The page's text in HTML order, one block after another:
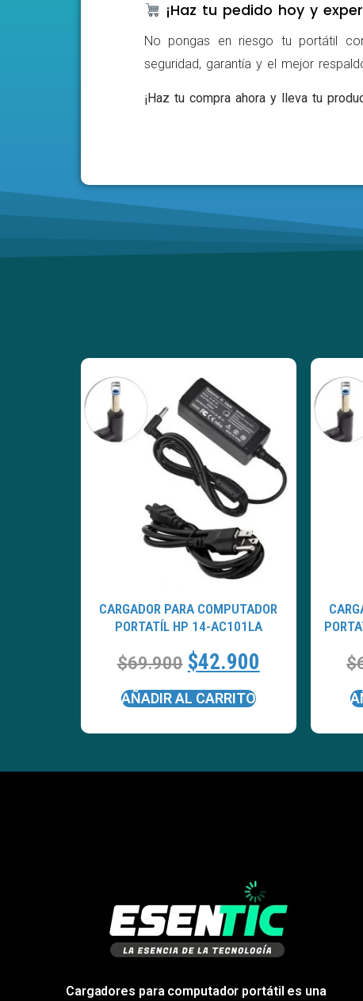
¡Haz tu pedido hoy y
No pongas en riesgo tu portátil
seguridad, garantía y el mejor
¡Haz tu compra ahora y lleva tu
CARGADOR PARA COMPUTADOR
PORTATÍL HP 14-AC101LA
$69.900 $42.900
AÑADIR AL CARRITO
$
Cargadores para computador portátil es una